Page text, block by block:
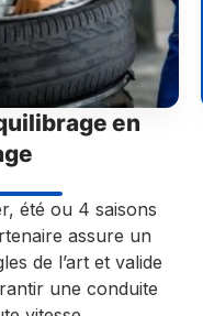
en
été ou 4 saisons
assure un
de l’art et valide
une conduite